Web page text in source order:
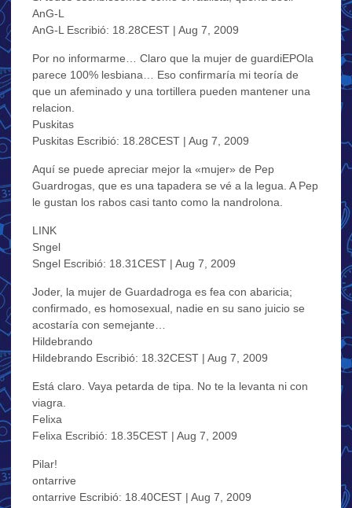
AnG-L
AnG-L Escribió: 18.28CEST | Aug 7, 2009
Por no informarme… Claro que la mujer de guardiEPOla
parece 100% lesbiana… Eso confirmaría mi teoría de
que un afeminado y una tortillera pueden mantener una
relacion.
Puskitas
Puskitas Escribió: 18.28CEST | Aug 7, 2009
Aquí se puede apreciar mejor la «mujer» de Pep
Guardrogas, que es una tapadera se vé a la legua. A Pep
le gustan los rabos casi tanto como la nandrolona.
LINK
Sngel
Sngel Escribió: 18.31CEST | Aug 7, 2009
Joder, la mujer de Guardadroga es fea con abaricia;
confirmado, es homosexual, nadie en su sano juicio se
acostaría con semejante…
Hildebrando
Hildebrando Escribió: 18.32CEST | Aug 7, 2009
Está claro. Vaya petarda de tipa. No te la levanta ni con
viagra.
Felixa
Felixa Escribió: 18.35CEST | Aug 7, 2009
Pilar!
ontarrive
ontarrive Escribió: 18.40CEST | Aug 7, 2009